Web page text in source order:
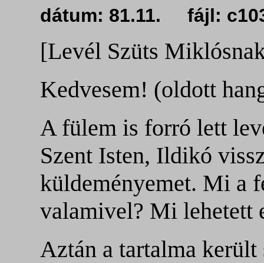
dátum: 81.11. fájl:
[Levél Szüts
Kedvesem! (oldott
A fülem is forró lett
Szent Isten, Ildikó
küldeményemet. Mi a
valamivel? Mi lehetett
Aztán a tartalma